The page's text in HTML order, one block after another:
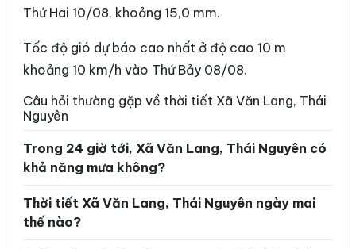
Xã Kim Phượng Xã La Bằng
Xã La Hiên Xã Lam Vỹ
Xã Nà Phặc Xã Na Rì
Xã Nam Cường Xã Nam Hòa
Xã Nghiên Loan
Xã Phong Quang Xã Phú Bình
Xã Phú Đình
Thứ Hai 10/08, khoảng 15,0 mm.
Tốc độ gió dự báo cao nhất ở độ cao 10 m
khoảng 10 km/h vào Thứ Bảy 08/08.
Câu hỏi thường gặp về thời tiết Xã Văn Lang, Thái
Nguyên
Trong 24 giờ tới, Xã Văn Lang, Thái Nguyên có
khả năng mưa không?
Thời tiết Xã Văn Lang, Thái Nguyên ngày mai
thế nào?